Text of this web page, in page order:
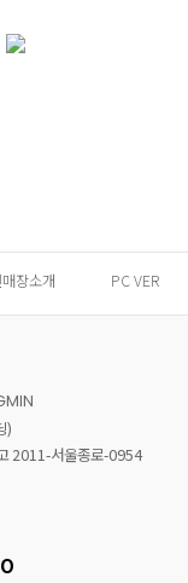
장소개 PC VER
)
2011-서울종로-0954